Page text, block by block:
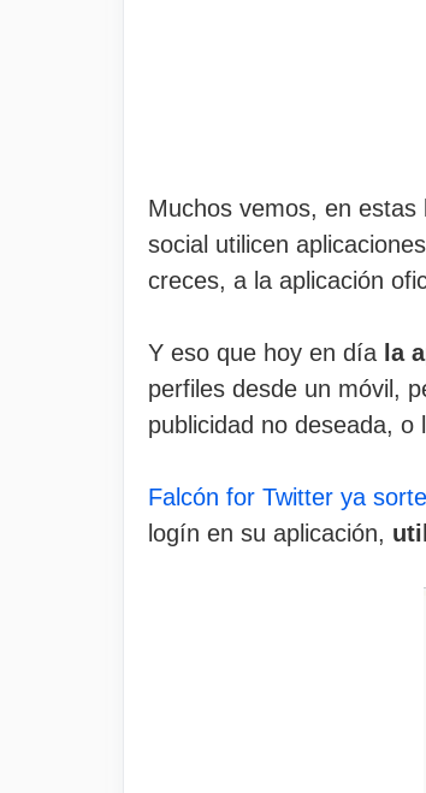
Muchos vemos, en
social utilicen
creces, a la aplicación
Y eso que hoy en día la
perfiles desde un móvil,
publicidad no deseada,
Falcón for Twitter ya
logín en su aplicación,